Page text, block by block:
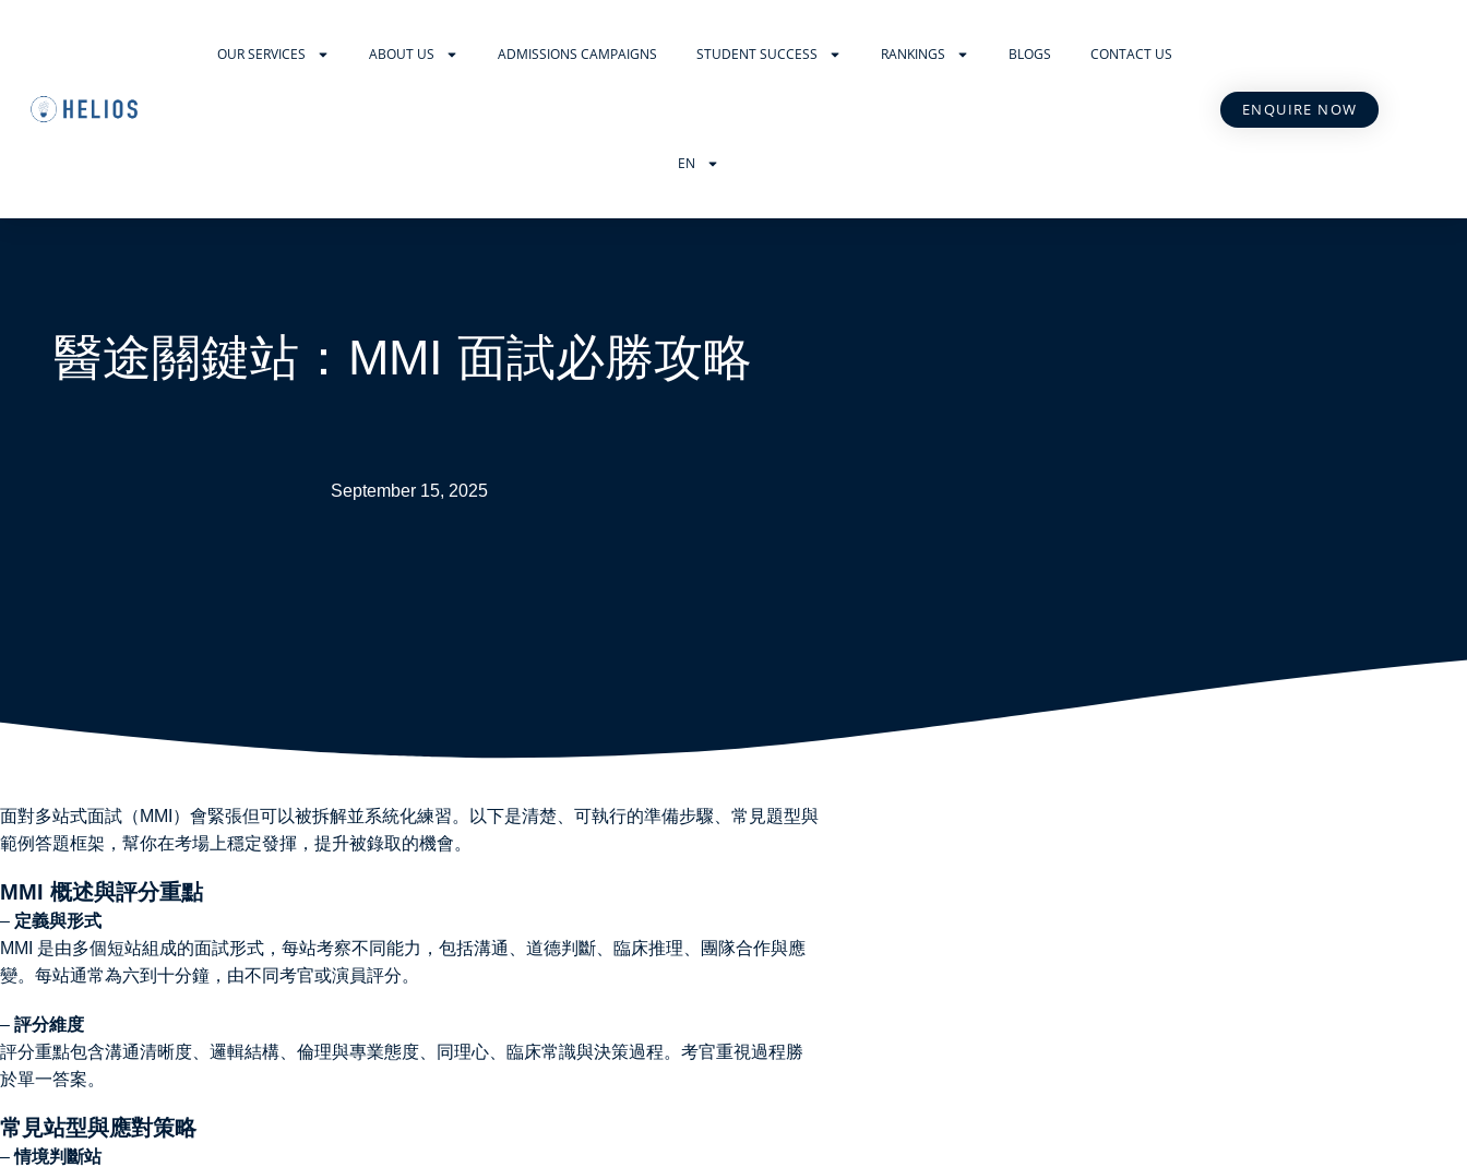
OUR SERVICES ABOUT US ADMISSIONS CAMPAIGNS STUDENT SUCCESS RANKINGS BLOGS CONTACT US
EN
ENQUIRE NOW
醫途關鍵站：MMI 面試必勝攻略
September 15, 2025
面對多站式面試（MMI）會緊張但可以被拆解並系統化練習。以下是清楚、可執行的準備步驟、常見題型與
範例答題框架，幫你在考場上穩定發揮，提升被錄取的機會。
MMI 概述與評分重點
– 定義與形式
MMI 是由多個短站組成的面試形式，每站考察不同能力，包括溝通、道德判斷、臨床推理、團隊合作與應
變。每站通常為六到十分鐘，由不同考官或演員評分。
– 評分維度
評分重點包含溝通清晰度、邏輯結構、倫理與專業態度、同理心、臨床常識與決策過程。考官重視過程勝
於單一答案。
常見站型與應對策略
–情境判斷站